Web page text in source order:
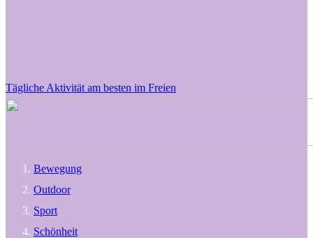
Tägliche Aktivität am besten im Freien
Bewegung
Outdoor
Sport
Schönheit